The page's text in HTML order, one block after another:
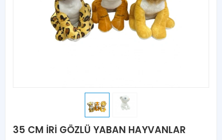
35 CM İRİ GÖZLÜ YABAN HAYVANLAR